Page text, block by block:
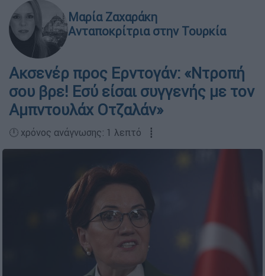
Μαρία Ζαχαράκη
Ανταποκρίτρια στην Τουρκία
Ακσενέρ προς Ερντογάν: «Ντροπή
σου βρε! Εσύ είσαι συγγενής με τον
Αμπντουλάχ Οτζαλάν»
🕛 χρόνος ανάγνωσης: 1 λεπτό ┋